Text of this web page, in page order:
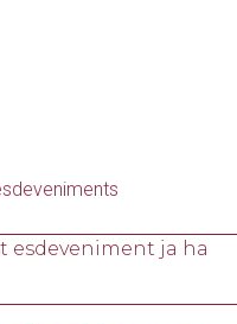
esdeveniment ja ha